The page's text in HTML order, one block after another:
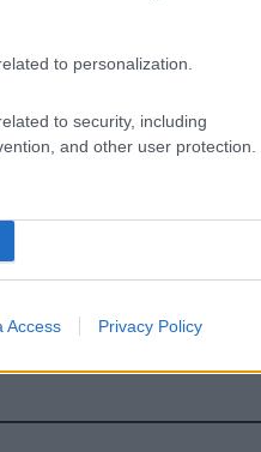
to personalization.
to security, including
and other user protection.
Access Privacy Policy